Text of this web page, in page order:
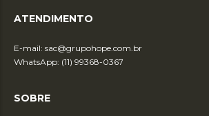
ATENDIMENTO
E-mail: sac@grupohope.com.br
WhatsApp: (11) 99368-0367
SOBRE